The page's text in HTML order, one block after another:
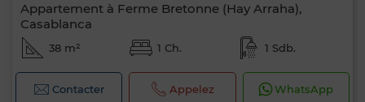
Appartement à Ferme Bretonne (Hay Arraha),
Casablanca
38 m² 1 Ch. 1 Sdb.
Contacter Appelez WhatsApp